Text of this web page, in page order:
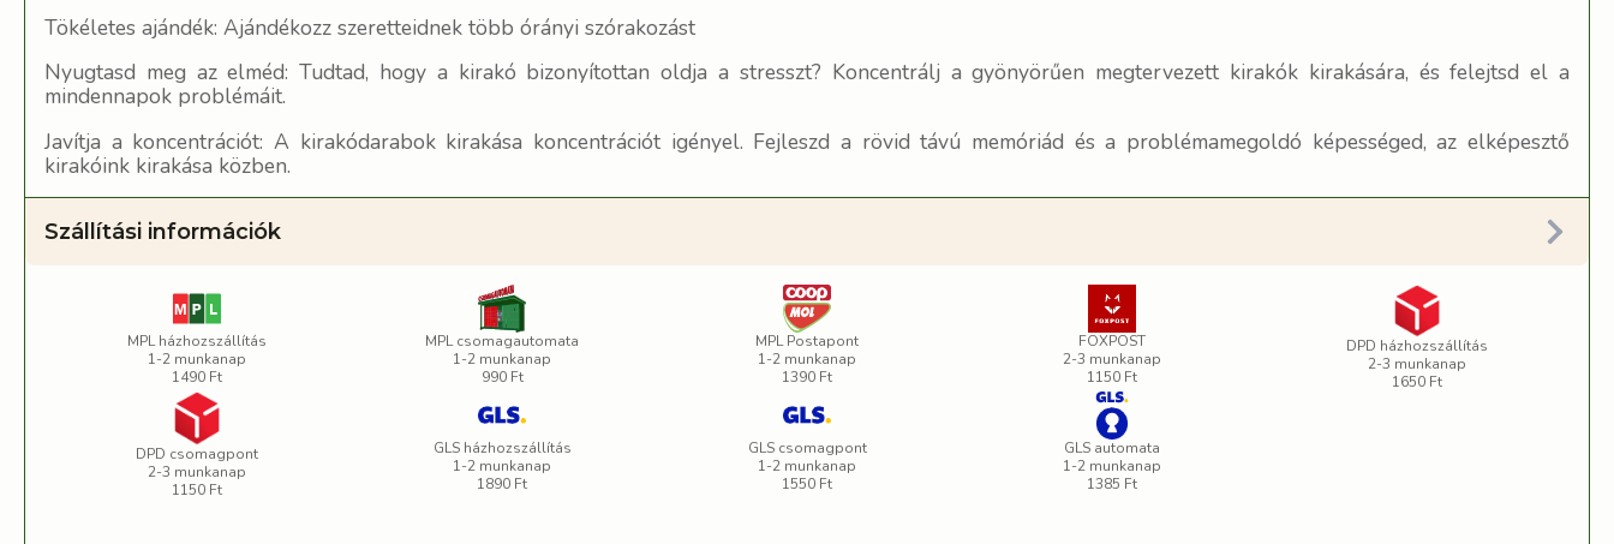
Tökéletes ajándék: Ajándékozz szeretteidnek több órányi szórakozást
Nyugtasd meg az elméd: Tudtad, hogy a kirakó bizonyítottan oldja a stresszt? Koncentrálj a gyönyörűen megtervezett kirakók kirakására, és felejtsd el a
mindennapok problémáit.
Javítja a koncentrációt: A kirakódarabok kirakása koncentrációt igényel. Fejleszd a rövid távú memóriád és a problémamegoldó képességed, az elképesztő
kirakóink kirakása közben.
Szállítási információk
MPL házhozszállítás
1-2 munkanap
1490 Ft
MPL csomagautomata
1-2 munkanap
990 Ft
MPL Postapont
1-2 munkanap
1390 Ft
FOXPOST
2-3 munkanap
1150 Ft
DPD házhozszállítás
2-3 munkanap
1650 Ft
DPD csomagpont
2-3 munkanap
1150 Ft
GLS házhozszállítás
1-2 munkanap
1890 Ft
GLS csomagpont
1-2 munkanap
1550 Ft
GLS automata
1-2 munkanap
1385 Ft